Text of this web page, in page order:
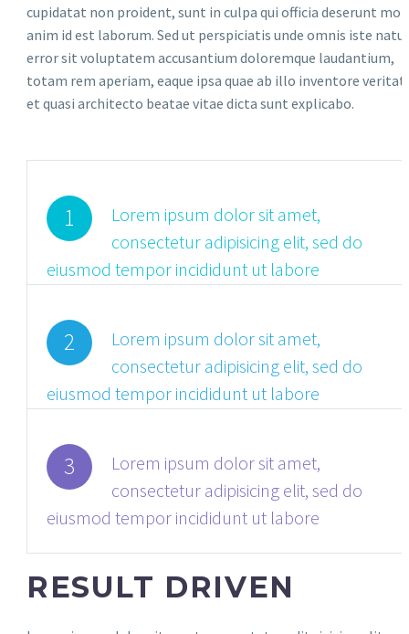
cupidatat non proident, sunt in culpa qui officia deserunt
anim id est laborum. Sed ut perspiciatis unde omnis iste
error sit voluptatem accusantium doloremque laudantium,
totam rem aperiam, eaque ipsa quae ab illo inventore
et quasi architecto beatae vitae dicta sunt explicabo.
1
Lorem ipsum dolor sit amet,
consectetur adipisicing elit, sed do
eiusmod tempor incididunt ut labore
2
Lorem ipsum dolor sit amet,
consectetur adipisicing elit, sed do
eiusmod tempor incididunt ut labore
3
Lorem ipsum dolor sit amet,
consectetur adipisicing elit, sed do
eiusmod tempor incididunt ut labore
RESULT DRIVEN